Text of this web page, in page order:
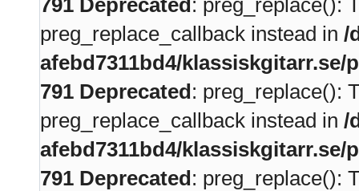
preg_replace_callback instead in /
afebd7311bd4/
791 Deprecated: preg_replace():
preg_replace_callback instead in /
afebd7311bd4/
791 Deprecated: preg_replace():